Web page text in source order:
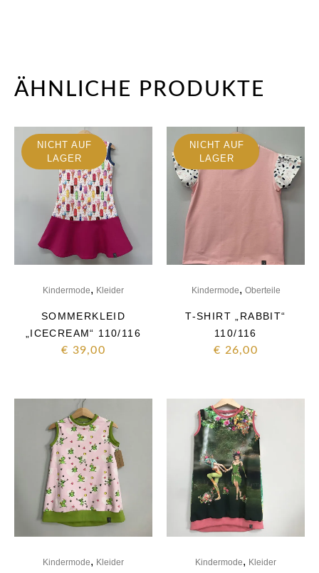
ÄHNLICHE PRODUKTE
NICHT AUF
LAGER
Kindermode, Kleider
SOMMERKLEID
„ICECREAM“ 110/116
€ 39,00
NICHT AUF
LAGER
Kindermode, Oberteile
T-SHIRT „RABBIT“
110/116
€ 26,00
Kindermode, Kleider Kindermode, Kleider